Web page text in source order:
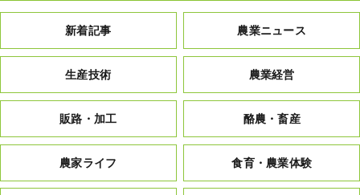
新着記事 農業ニュース
生産技術 農業経営
販路・加工 酪農・畜産
農家ライフ 食育・農業体験